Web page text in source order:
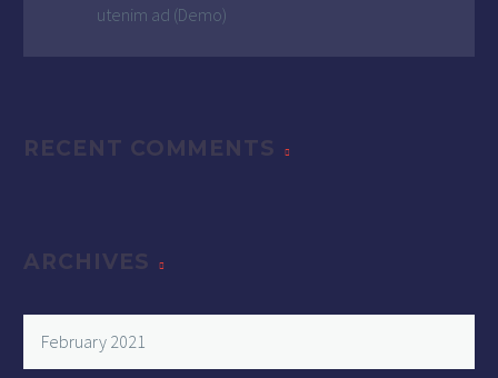
utenim ad (Demo)
RECENT COMMENTS
ARCHIVES
February 2021